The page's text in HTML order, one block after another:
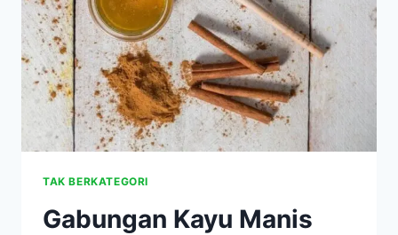
BISA
KAMU
COBA
TAK BERKATEGORI
Gabungan Kayu Manis